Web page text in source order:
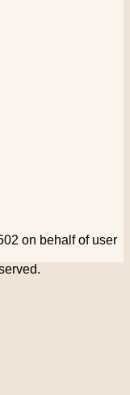
on behalf of user